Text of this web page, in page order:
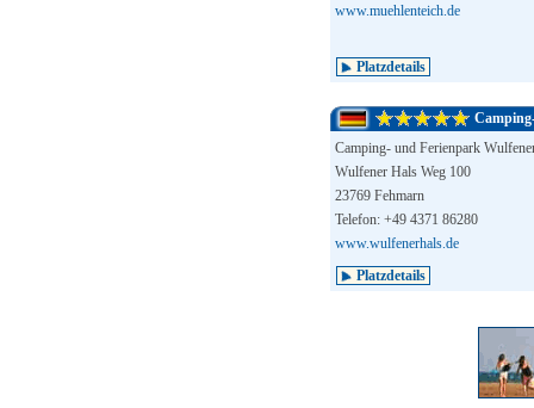
www.muehlenteich.de
Platzdetails
Camping- und Ferienpark
Wulfener Hals Weg 100
23769 Fehmarn
Telefon: +49 4371 86280
www.wulfenerhals.de
Platzdetails